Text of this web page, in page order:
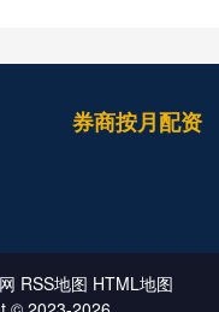
券商按月配资
RSS地图 HTML地图